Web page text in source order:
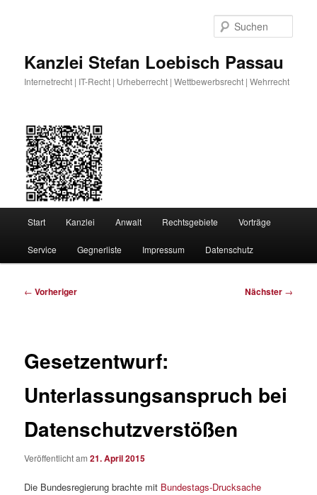
Kanzlei Stefan Loebisch Passau
Internetrecht | IT-Recht | Urheberrecht | Wettbewerbsrecht | Wehrrecht
Start Kanzlei Anwalt Rechtsgebiete Vorträge
Service Gegnerliste Impressum Datenschutz
Beitragsnavigation
← Vorheriger Nächster →
Gesetzentwurf:
Unterlassungsanspruch bei
Datenschutzverstößen
Veröffentlicht am21. April 2015
Die Bundesregierung brachte mit Bundestags-Drucksache